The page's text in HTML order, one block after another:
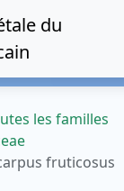
du
les familles
fruticosus